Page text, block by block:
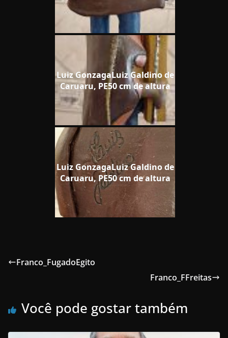
Luiz GonzagaLuiz Galdino de
Caruaru, PE50 cm de altura
Luiz GonzagaLuiz Galdino de
Caruaru, PE50 cm de altura
Franco_FugadoEgito
Franco_FFreitas
Você pode gostar também